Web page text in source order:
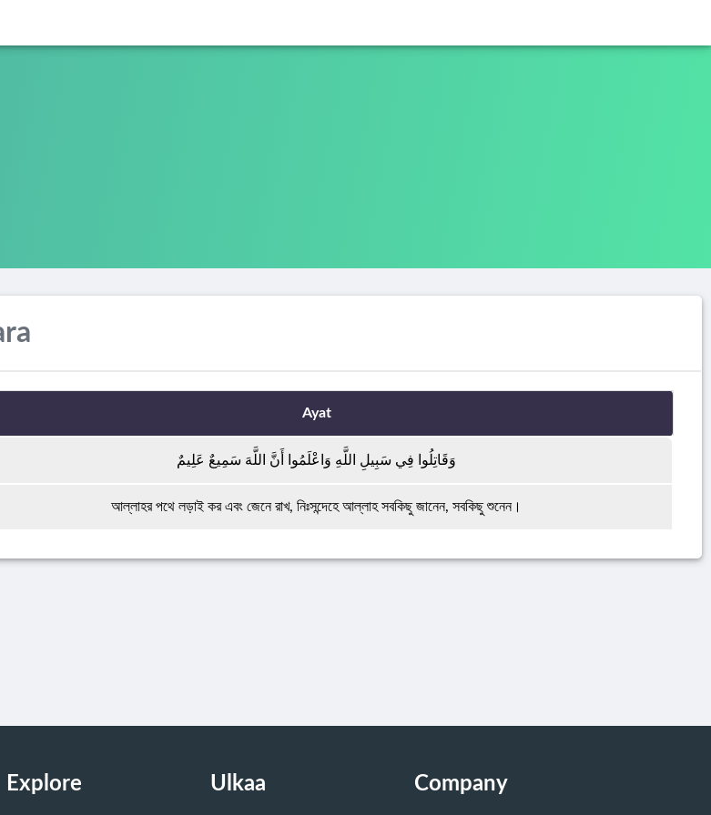
Ayat
وَقَاتِلُوا فِي سَبِيلِ اللَّهِ وَاعْلَمُوا أَنَّ اللَّهَ سَمِيعٌ عَلِيمٌ
আল্লাহর পথে লড়াই কর এবং জেনে রাখ, নিঃসন্দেহে আল্লাহ সবকিছু জানেন, সবকিছু শুনেন।
Explore Ulkaa Company